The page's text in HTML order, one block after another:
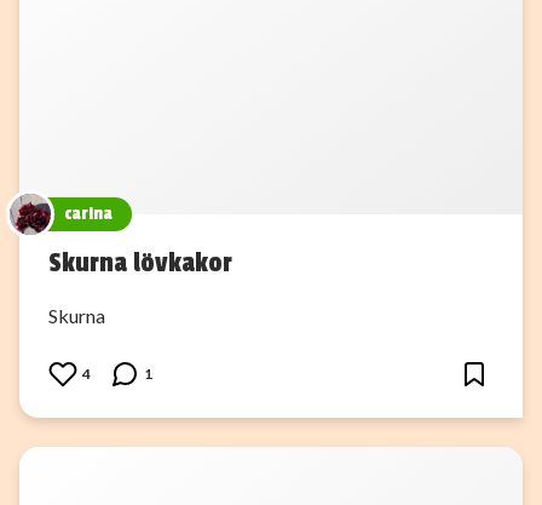
carina
Skurna lövkakor
Skurna
4 1